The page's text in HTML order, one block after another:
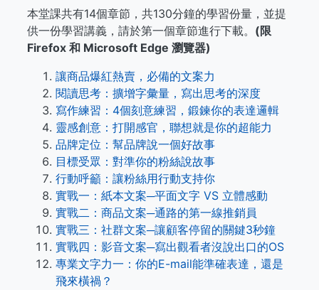
本堂課共有14個章節，共130分鐘的學習份量，並提
供一份學習講義，請於第一個章節進行下載。 (限
Firefox 和 Microsoft Edge 瀏覽器)
讓商品爆紅熱賣，必備的文案力
閱讀思考：擴增字彙量，寫出思考的深度
寫作練習：4個刻意練習，鍛鍊你的表達邏輯
靈感創意：打開感官，聯想就是你的超能力
品牌定位：幫品牌說一個好故事
目標受眾：對準你的粉絲說故事
行動呼籲：讓粉絲用行動支持你
實戰一：紙本文案─平面文字 VS 立體感動
實戰二：商品文案─通路的第一線推銷員
實戰三：社群文案─讓顧客停留的關鍵3秒鐘
實戰四：影音文案─寫出觀看者沒說出口的OS
專業文字力一：你的E-mail能準確表達，還是
飛來橫禍？